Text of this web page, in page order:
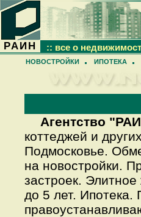
РАИН :: все о
НОВОСТРОЙКИ ИПОТЕКА
Агентство
коттеджей и
Подмосковье.
на новостройки.
застроек. Элитное
до 5 лет. Ипотека.